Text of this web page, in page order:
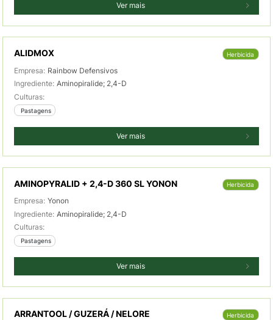
Ver mais
ALIDMOX Herbicida
Empresa: Rainbow Defensivos
Ingrediente: Aminopiralide; 2,4-D
Culturas:
Pastagens
Ver mais
AMINOPYRALID + 2,4-D 360 SL YONON Herbicida
Empresa: Yonon
Ingrediente: Aminopiralide; 2,4-D
Culturas:
Pastagens
Ver mais
ARRANTOOL / GUZERÁ / NELORE Herbicida